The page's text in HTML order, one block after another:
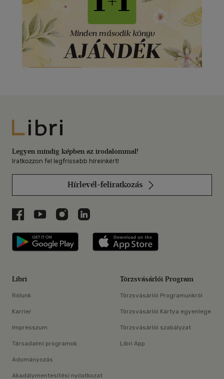
Libri
Legyen mindig képben az irodalommal!
Iratkozzon fel legfrissebb híreinkért!
Hírlevél-feliratkozás
Libri a Facebookon
Libri a Youtube-on
Libri az Instagramon
Libri a LinkedInen
Libri applikáció Szerezd meg: Google
Libri
Rólunk
Karrier
Impresszum
Társadalmi programok
Adományozás
Akadálymentesítési nyilatkozat
Törzsvásárlói Program
Törzsvásárlói Programunkról
Törzsvásárlói Kártya egyenlege
Törzsvásárlói szabályzat
Libri App